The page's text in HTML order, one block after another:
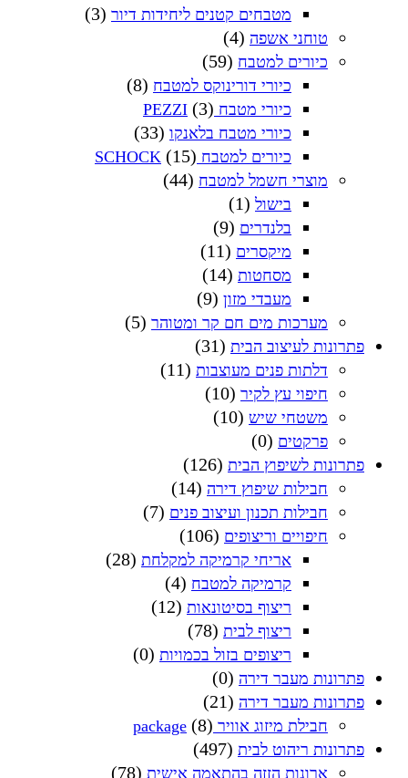
מטבחים קטנים ליחידות דיור (3)
טוחני אשפה (4)
כיורים למטבח (59)
כיורי דורינוקס למטבח (8)
כיורי מטבח PEZZI (3)
כיורי מטבח בלאנקו (33)
כיורים למטבח SCHOCK (15)
מוצרי חשמל למטבח (44)
בישול (1)
בלנדרים (9)
מיקסרים (11)
מסחטות (14)
מעבדי מזון (9)
מערכות מים חם קר ומטוהר (5)
פתרונות לעיצוב הבית (31)
דלתות פנים מעוצבות (11)
חיפוי עץ לקיר (10)
משטחי שיש (10)
פרקטים (0)
פתרונות לשיפוץ הבית (126)
חבילות שיפוץ דירה (14)
חבילות תכנון ועיצוב פנים (7)
חיפויים וריצופים (106)
אריחי קרמיקה למקלחת (28)
קרמיקה למטבח (4)
ריצוף בסיטונאות (12)
ריצוף לבית (78)
ריצופים בזול בכמויות (0)
פתרונות מעבר דירה (0)
פתרונות מעבר דירה (21)
חבילת מיזוג אוויר package (8)
פתרונות ריהוט לבית (497)
ארונות הזזה בהתאמה אישית (78)